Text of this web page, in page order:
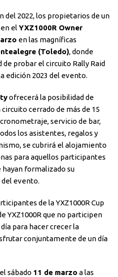
del 2022, los propietarios de un
el YXZ1000R Owner
en las magníficas
(Toledo), donde
probar el circuito Rally Raid
edición 2023 del evento.
ofrecerá la posibilidad de
cerrado de más de 15
servicio de bar,
los asistentes, regalos y
se cubrirá el alojamiento
para aquellos participantes
hayan formalizado su
evento.
de la YXZ1000R Cup
YXZ1000R que no participen
para hacer crecer la
conjuntamente de un día
sábado 11 de marzo a las